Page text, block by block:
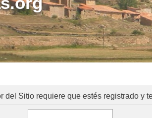
del Sitio requiere que estés registrado y